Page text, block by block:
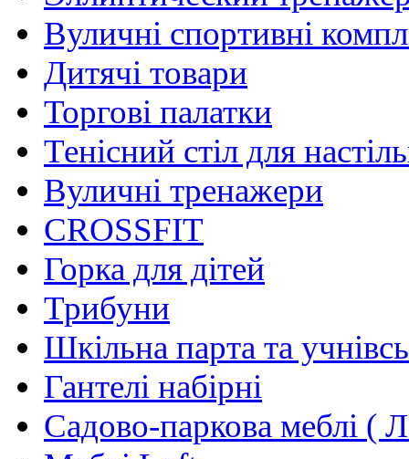
Вуличні спортивні
Дитячі товари
Торгові палатки
Тенісний стіл для
Вуличні тренажери
CROSSFIT
Горка для дітей
Трибуни
Шкільна парта та
Гантелі набірні
Садово-паркова меблі (